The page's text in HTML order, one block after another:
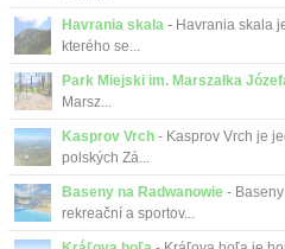
Havrania skala - Havrania skala
kterého se...
Park Miejski im. Marszałka
Marsz...
Kasprov Vrch - Kasprov Vrch je
polských Zá...
Baseny na Radwanowie -
rekreační a sportov...